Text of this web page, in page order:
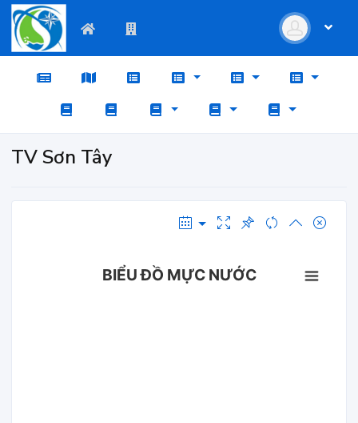
TV Sơn Tây
BIỂU ĐỒ MỰC NƯỚC